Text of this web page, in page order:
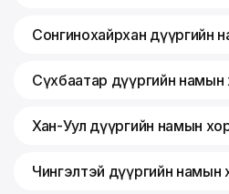
Сонгинохайрхан дүүргийн
Сүхбаатар дүүргийн намын
Хан-Уул дүүргийн намын
Чингэлтэй дүүргийн намын